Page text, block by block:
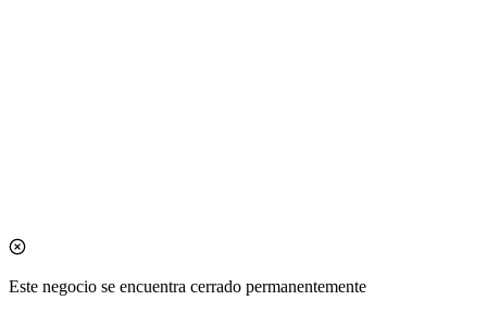
Este negocio se encuentra cerrado permanentemente